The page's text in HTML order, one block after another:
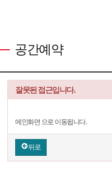
공간예약
잘못된 접근입니다.
메인화면 으로 이동됩니다.
뒤로